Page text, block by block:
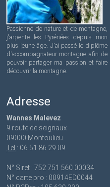
Passionné de nature et de montagne,
j'arpente les Pyrénées depuis mon
plus jeune âge. J'ai passé le diplôme
d'accompagnateur montagne afin de
pouvoir partager ma passion et faire
découvrir la montagne.
Adresse
Wannes Malevez
9 route de seignaux
09000 Montoulieu
Tel : 06 51 86 29 09
N° Siret : 752 751 560 00034
N° carte pro : 00914ED0044